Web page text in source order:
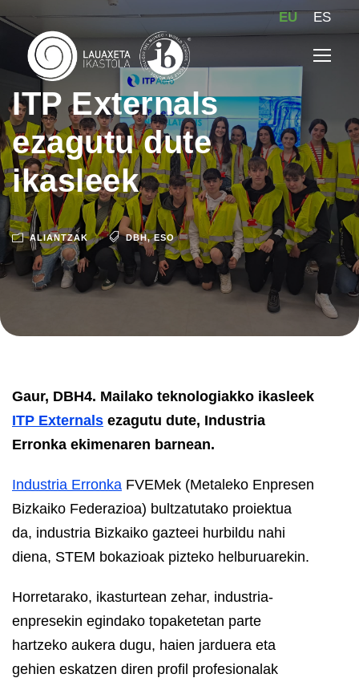
EU ES
ITP Externals
ezagutu dute
ikasleek
ALIANTZAK DBH, ESO
Gaur, DBH4. Mailako teknologiakko ikasleek
ITP Externals ezagutu dute, Industria
Erronka ekimenaren barnean.
Industria Erronka FVEMek (Metaleko Enpresen
Bizkaiko Federazioa) bultzatutako proiektua
da, industria Bizkaiko gazteei hurbildu nahi
diena, STEM bokazioak pizteko helburuarekin.
Horretarako, ikasturtean zehar, industria-
enpresekin egindako topaketetan parte
hartzeko aukera dugu, haien jarduera eta
gehien eskatzen diren profil profesionalak